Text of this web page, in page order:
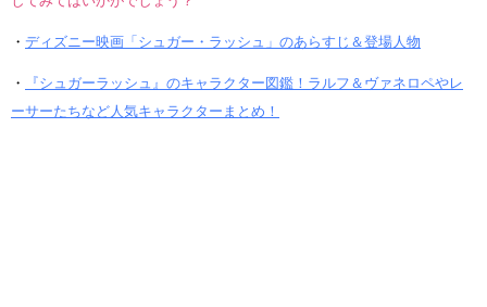
・ ディズニー映画「シュガー・ラッシュ」のあらすじ＆登場人物
・
『シュガーラッシュ』のキャラクター図鑑！ラルフ＆ヴァネロペやレ
ーサーたちなど人気キャラクターまとめ！